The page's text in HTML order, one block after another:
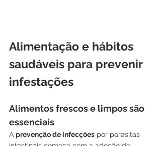
Alimentação e hábitos
saudáveis para prevenir
infestações
Alimentos frescos e limpos são
essenciais
A prevenção de infecções por parasitas